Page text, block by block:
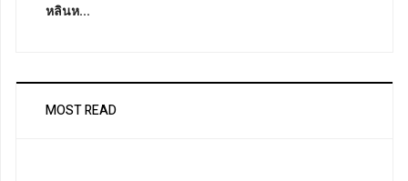
หลินห...
MOST READ